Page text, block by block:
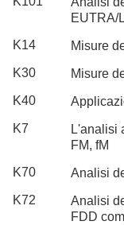
EUTRA/
K14
Misure
K30
Misure
K40
K7
L'analisi
FM, fM
K70
Analisi
K72
Analisi
FDD